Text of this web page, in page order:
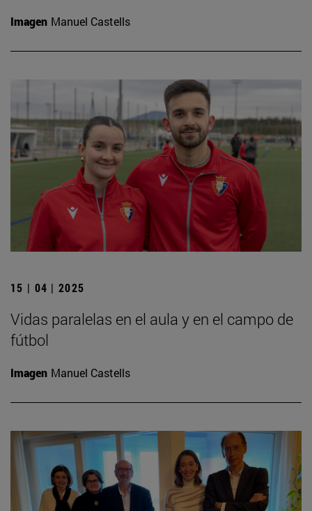
Imagen Manuel Castells
15 | 04 | 2025
Vidas paralelas en el aula y en el campo de
fútbol
Imagen Manuel Castells